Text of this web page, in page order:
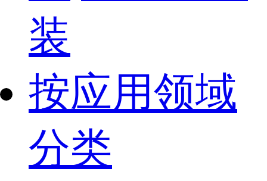
装
按应用领域
分类